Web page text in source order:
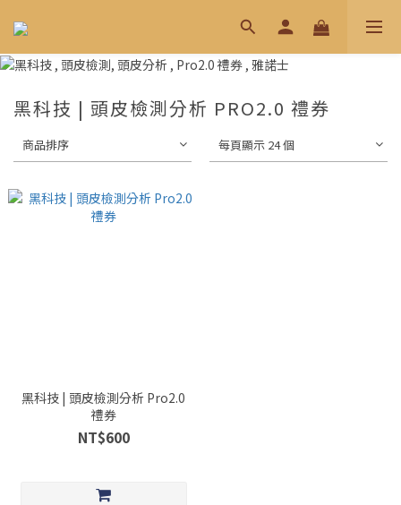
黑科技 | 頭皮檢測分析 PRO2.0 禮券
商品排序 每頁顯示 24 個
黑科技 | 頭皮檢測分析 Pro2.0
禮券
NT$600